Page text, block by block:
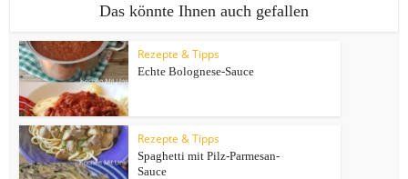
Das könnte Ihnen auch gefallen
Rezepte & Tipps
Echte Bolognese-Sauce
Rezepte & Tipps
Spaghetti mit Pilz-Parmesan-
Sauce